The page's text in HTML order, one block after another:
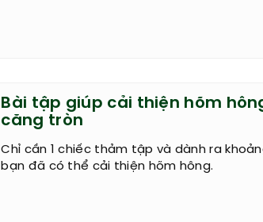
Bài tập giúp cải thiện hõm
căng tròn
Chỉ cần 1 chiếc thảm tập và dành ra
bạn đã có thể cải thiện hõm hông.